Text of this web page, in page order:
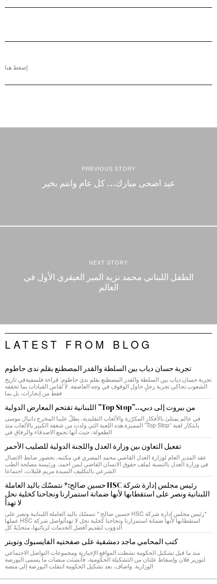
إضغط هنا
PREVIOUS STORY
عيد اضحى مبارك… كل عام وانتم بخير
NEXT STORY
الطفل اللبناني محمد نزيه المير العبقري الأول في
العالم
LATEST FROM BLOG
تجربة حسان دياب بين السلطة والقدر المصطنع بقلم ندى حاطوم
تجربة حسان دياب بين السلطة والقدر المصطنع بقلم ندى حاطوم: قراءة فلسفيةفي تاريخ
الشعوب تحاكي تجربة رجلٍ حاول الوقوف في وجه العاصفة. لا تُقاس القيادات بما تحققه
فقط من إنجازات، بل بما
من بيروت إلى دبي…”Top Stop” اللبنانية تقتحم المعارض الدولية
في عالم يمتلئ بالأفكار المكرّرة والألعاب التقليدية، يطلّ علينا المخرج دانيال موسى
بابتكار لعبة “Top Stop” المميزة.هذه اللعبة التي ولدت من شغفه الكبير بالألعاب منذ
الطفولة، حيث أنها تجمع الاصدقاء والرفاق في
تفعيل التعاون بين وزارة العدل واللجنة الدولية للصليب الأحمر
عقد المدير العام لوزارة العدل القاضي محمد المصري في مكتبه، بحضور ضابط الاتصال
في وزارة العدل بالنسبة لملف حقوق الانسان القاضي ايمن احمد، ورئيسة مصلحة الطب
الشرعي بالتكليف السيدة مريم قليلات، اجتماعا
رئيس مجلس إدارة شركة HSC حسين صالح:* نتمسّك باليد العاملة
اللبنانية ونصر على استقطابها لأنها ضمانة استمرارنا ونجاحنا كخلية نحل
لا تهدأ
*رئيس مجلس إدارة شركة HSC حسين صالح:* نتمسّك باليد العاملة اللبنانية ونصر على
استقطابها لأنها ضمانة استمرارنا ونجاحنا كخلية نحل لا تهدأتواصل شركة HSC عملها
الدؤوب لتقديم أفضل الخدمات لزبائنها، متحدّيةً كل
كتب المحامي ماجد دمشقية على صفحتيه الفايسبوك وتويتر
منذ ما قبل تشكيل الحكومة نشطت المواقع الإخبارية ومجموعات التواصل الاجتماعي
لتوزير فلان وإسقاط علتان من التشكيلة الحكومية، فأنشئت منصات ما يسمى البورصة
الوزارية. واضاف، بعد تشكيل الحكومة انتقلت البورصة إلى منصة